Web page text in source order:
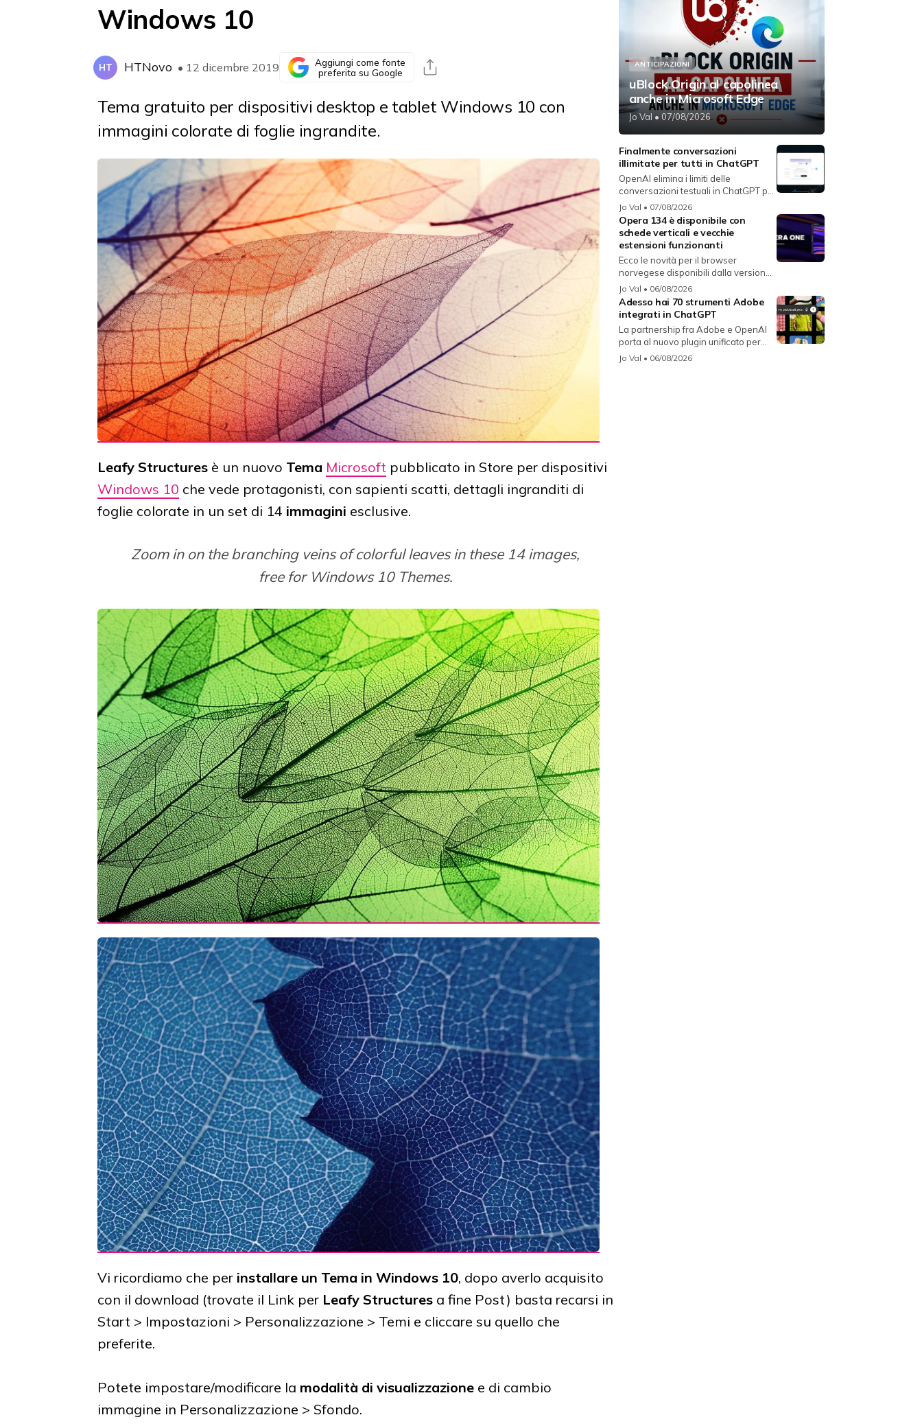
Windows 10
HT HTNovo • 12 dicembre 2019
Aggiungi come fonte
preferita su Google
Tema gratuito per dispositivi desktop e tablet Windows 10 con
immagini colorate di foglie ingrandite.
Leafy Structures è un nuovo Tema Microsoft pubblicato in Store per dispositivi
Windows 10 che vede protagonisti, con sapienti scatti, dettagli ingranditi di
foglie colorate in un set di 14 immagini esclusive.
Zoom in on the branching veins of colorful leaves in these 14 images,
free for Windows 10 Themes.
Vi ricordiamo che per installare un Tema in Windows 10, dopo averlo acquisito
con il download (trovate il Link per Leafy Structures a fine Post) basta recarsi in
Start > Impostazioni > Personalizzazione > Temi e cliccare su quello che
preferite.
Potete impostare/modificare la modalità di visualizzazione e di cambio
immagine in Personalizzazione > Sfondo.
ANTICIPAZIONI
uBlock Origin al capolinea
anche in Microsoft Edge
Jo Val • 07/08/2026
Finalmente conversazioni
illimitate per tutti in ChatGPT
OpenAI elimina i limiti delle
conversazioni testuali in ChatGPT per
i...
Jo Val • 07/08/2026
Opera 134 è disponibile con
schede verticali e vecchie
estensioni funzionanti
Ecco le novità per il browser
norvegese disponibili dalla versione
134...
Jo Val • 06/08/2026
Adesso hai 70 strumenti Adobe
integrati in ChatGPT
La partnership fra Adobe e OpenAI
porta al nuovo plugin unificato per...
Jo Val • 06/08/2026